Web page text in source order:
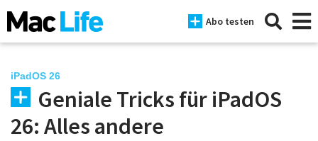
Abo testen
News
iPadOS 26
Geniale Tricks für iPadOS
26: Alles andere